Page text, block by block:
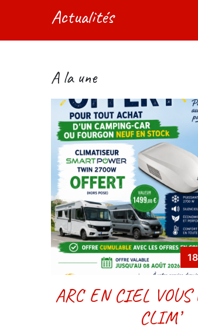
Actualités
A la une
ARC EN CIEL VOUS
CLIM’